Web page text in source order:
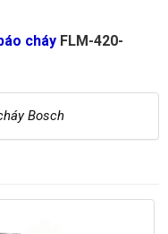
cháy FLM-420-
Bosch